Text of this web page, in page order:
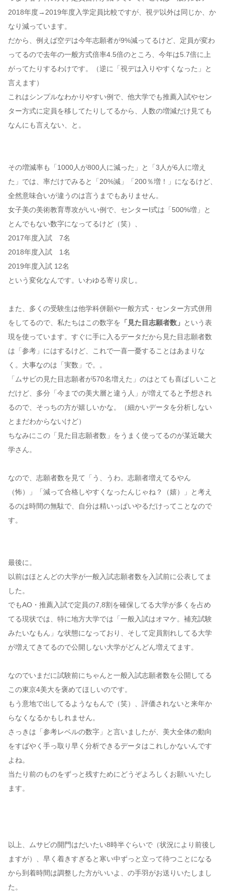
2018年度→2019年度入学定員比較ですが、視デ以外は同じか、か
なり減っています。
だから、例えば空デは今年志願者が9%減ってるけど、定員が変わ
ってるので去年の一般方式倍率4.5倍のところ、今年は5.7倍に上
がってたりするわけです。（逆に「視デは入りやすくなった」と
言えます）
これはシンプルなわかりやすい例で、他大学でも推薦入試やセン
ター方式に定員を移してたりしてるから、人数の増減だけ見ても
なんにも言えない、と。
その増減率も「1000人が800人に減った」と「3人が6人に増え
た」では、率だけでみると「20%減」「200％増！」になるけど、
全然意味合いが違うのは言うまでもありません。
女子美の美術教育専攻がいい例で、センターI式は「500%増」と
とんでもない数字になってるけど（笑）、
2017年度入試 7名
2018年度入試 1名
2019年度入試 12名
という変化なんです。いわゆる寄り戻し。
また、多くの受験生は他学科併願や一般方式・センター方式併用
をしてるので、私たちはこの数字を 「見た目志願者数」 という表
現を使っています。すぐに手に入るデータだから見た目志願者数
は「参考」にはするけど、これで一喜一憂することはあまりな
く。大事なのは「実数」で。。
「ムサビの見た目志願者が570名増えた」のはとても喜ばしいこと
だけど、多分「今までの美大層と違う人」が増えてると予想され
るので、そっちの方が嬉しいかな。（細かいデータを分析しない
とまだわからないけど）
ちなみにこの「見た目志願者数」をうまく使ってるのが某近畿大
学さん。
なので、志願者数を見て「う、うわ。志願者増えてるやん
（怖）」「減って合格しやすくなったんじゃね？（嬉）」と考え
るのは時間の無駄で、自分は精いっぱいやるだけってことなので
す。
最後に。
以前はほとんどの大学が一般入試志願者数を入試前に公表してま
した。
でもAO・推薦入試で定員の7,8割を確保してる大学が多くを占め
てる現状では、特に地方大学では「一般入試はオマケ。補充試験
みたいなもん」な状態になっており、そして定員割れしてる大学
が増えてきてるので公開しない大学がどんどん増えてます。
なのでいまだに試験前にちゃんと一般入試志願者数を公開してる
この東京4美大を褒めてほしいのです。
もう意地で出してるようなもんで（笑）、評価されないと来年か
らなくなるかもしれません。
さっきは「参考レベルの数字」と言いましたが、美大全体の動向
をすばやく手っ取り早く分析できるデータはこれしかないんです
よね。
当たり前のものをずっと残すためにどうぞよろしくお願いいたし
ます。
以上、ムサビの開門はだいたい8時半ぐらいで（状況により前後し
ますが）、早く着きすぎると寒い中ずっと立って待つことになる
から到着時間は調整した方がいいよ、の手羽がお送りいたしまし
た。